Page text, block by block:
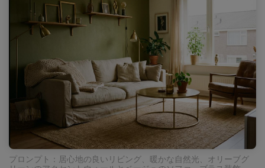
プロンプト：居心地の良いリビング、暖かな自然光、オリーブグ